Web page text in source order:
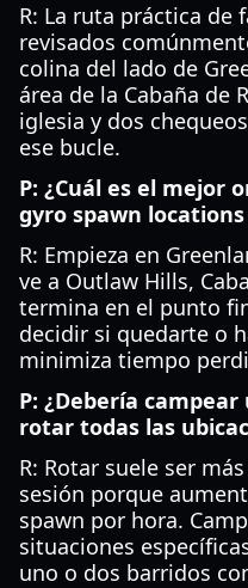
R: La ruta práctica de
revisados
colina del lado de
área de la Cabaña de
iglesia y dos
ese bucle.
P: ¿Cuál es el mejor
gyro spawn
R: Empieza en
ve a Outlaw Hills,
termina en el punto
decidir si quedarte o
minimiza tiempo
P: ¿Debería
rotar todas las
R: Rotar suele ser
sesión porque
spawn por hora.
situaciones
uno o dos barridos